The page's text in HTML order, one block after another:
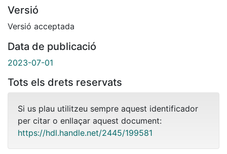
Versió
Versió acceptada
Data de publicació
2023-07-01
Tots els drets reservats
Si us plau utilitzeu sempre aquest identificador
per citar o enllaçar aquest document:
https://hdl.handle.net/2445/199581